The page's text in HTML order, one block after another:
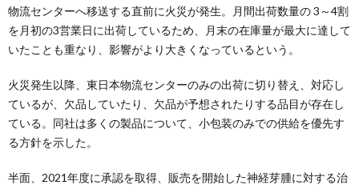
物流センターへ移送する直前に火災が発生。月間出荷数量の 3～4割
を月初の3営業日に出荷しているため、月末の在庫量が最大に達して
いたことも重なり、影響がより大きくなっているという。
火災発生以降、東日本物流センターのみの出荷に切り替え、対応し
ているが、欠品していたり、欠品が予想されたりする品目が存在し
ている。同社は多くの製品について、小包装のみでの供給を優先す
る方針を示した。
半面、2021年度に承認を取得、販売を開始した神経芽腫に対する治